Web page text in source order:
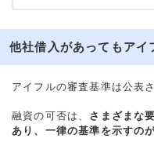
他社借入があってもアイ
アイフルの審査基準は公表
融資の可否は、 さまざまな
あり、一律の基準を示すの